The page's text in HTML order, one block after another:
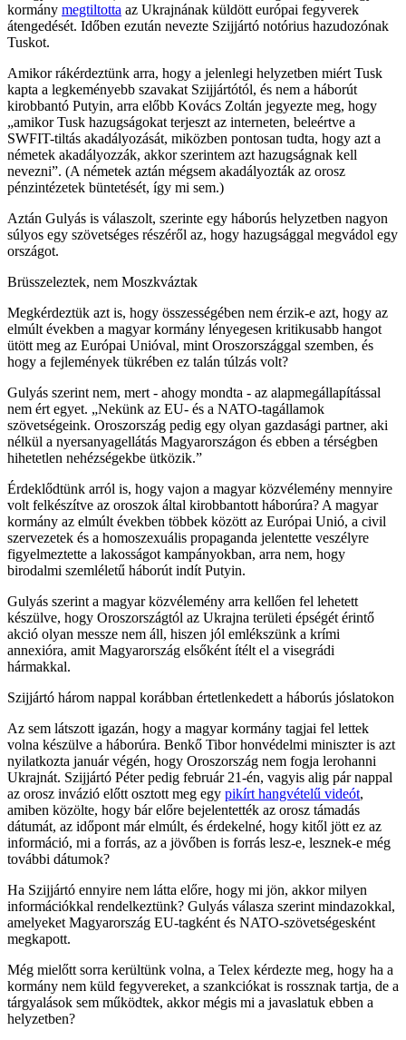
kormány megtiltotta az Ukrajnának küldött európai fegyverek
átengedését. Időben ezután nevezte Szijjártó notórius hazudozónak
Tuskot.
Amikor rákérdeztünk arra, hogy a jelenlegi helyzetben miért Tusk
kapta a legkeményebb szavakat Szijjártótól, és nem a háborút
kirobbantó Putyin, arra előbb Kovács Zoltán jegyezte meg, hogy
„amikor Tusk hazugságokat terjeszt az interneten, beleértve a
SWFIT-tiltás akadályozását, miközben pontosan tudta, hogy azt a
németek akadályozzák, akkor szerintem azt hazugságnak kell
nevezni”. (A németek aztán mégsem akadályozták az orosz
pénzintézetek büntetését, így mi sem.)
Aztán Gulyás is válaszolt, szerinte egy háborús helyzetben nagyon
súlyos egy szövetséges részéről az, hogy hazugsággal megvádol egy
országot.
Brüsszeleztek, nem Moszkváztak
Megkérdeztük azt is, hogy összességében nem érzik-e azt, hogy az
elmúlt években a magyar kormány lényegesen kritikusabb hangot
ütött meg az Európai Unióval, mint Oroszországgal szemben, és
hogy a fejlemények tükrében ez talán túlzás volt?
Gulyás szerint nem, mert - ahogy mondta - az alapmegállapítással
nem ért egyet. „Nekünk az EU- és a NATO-tagállamok
szövetségeink. Oroszország pedig egy olyan gazdasági partner, aki
nélkül a nyersanyagellátás Magyarországon és ebben a térségben
hihetetlen nehézségekbe ütközik.”
Érdeklődtünk arról is, hogy vajon a magyar közvélemény mennyire
volt felkészítve az oroszok által kirobbantott háborúra? A magyar
kormány az elmúlt években többek között az Európai Unió, a civil
szervezetek és a homoszexuális propaganda jelentette veszélyre
figyelmeztette a lakosságot kampányokban, arra nem, hogy
birodalmi szemléletű háborút indít Putyin.
Gulyás szerint a magyar közvélemény arra kellően fel lehetett
készülve, hogy Oroszországtól az Ukrajna területi épségét érintő
akció olyan messze nem áll, hiszen jól emlékszünk a krími
annexióra, amit Magyarország elsőként ítélt el a visegrádi
hármakkal.
Szijjártó három nappal korábban értetlenkedett a háborús jóslatokon
Az sem látszott igazán, hogy a magyar kormány tagjai fel lettek
volna készülve a háborúra. Benkő Tibor honvédelmi miniszter is azt
nyilatkozta január végén, hogy Oroszország nem fogja lerohanni
Ukrajnát. Szijjártó Péter pedig február 21-én, vagyis alig pár nappal
az orosz invázió előtt osztott meg egy pikírt hangvételű videót,
amiben közölte, hogy bár előre bejelentették az orosz támadás
dátumát, az időpont már elmúlt, és érdekelné, hogy kitől jött ez az
információ, mi a forrás, az a jövőben is forrás lesz-e, lesznek-e még
további dátumok?
Ha Szijjártó ennyire nem látta előre, hogy mi jön, akkor milyen
információkkal rendelkeztünk? Gulyás válasza szerint mindazokkal,
amelyeket Magyarország EU-tagként és NATO-szövetségesként
megkapott.
Még mielőtt sorra kerültünk volna, a Telex kérdezte meg, hogy ha a
kormány nem küld fegyvereket, a szankciókat is rossznak tartja, de a
tárgyalások sem működtek, akkor mégis mi a javaslatuk ebben a
helyzetben?